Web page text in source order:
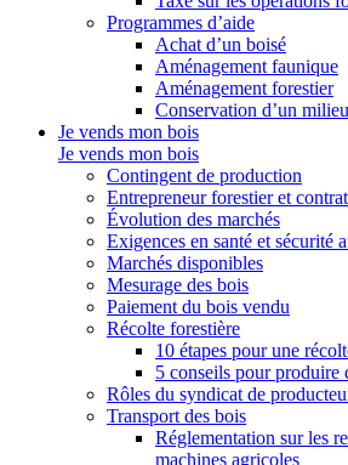
Programmes d’aide
Achat d’un boisé
Aménagement faunique
Aménagement forestier
Conservation d’un
Je vends mon bois
Je vends mon bois
Contingent de production
Entrepreneur forestier et
Évolution des marchés
Exigences en santé et sécurité
Marchés disponibles
Mesurage des bois
Paiement du bois vendu
Récolte forestière
10 étapes pour une
5 conseils pour produire
Rôles du syndicat de
Transport des bois
Réglementation sur les
machines agricoles